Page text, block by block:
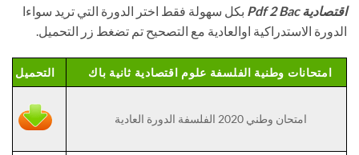
اقتصادية Pdf 2 Bac
بكل سهولة فقط اختر الدورة التي تريد سواءا
الدورة الاستدراكية اوالعادية مع التصحيح تم تضغط زر التحميل.
امتحانات وطنية الفلسفة علوم اقتصادية ثانية باك التحميل
امتحان وطني 2020 الفلسفة الدورة العادية